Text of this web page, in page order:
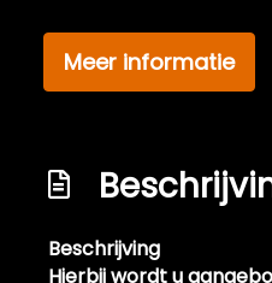
Full led verlichting
Keyless entry
Koplampreiniging
Meer informatie
Beschrijving
Hierbij wordt u